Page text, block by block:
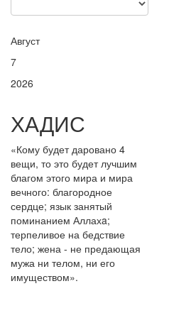
Август
7
2026
ХАДИС
«Кому будет даровано 4
вещи, то это будет лучшим
благом этого мира и мира
вечного: благородное
сердце; язык занятый
поминанием Аллахa;
терпеливое на бедствие
тело; жена - не предающая
мужа ни телом, ни его
имуществом».